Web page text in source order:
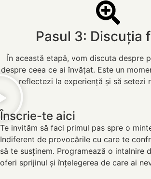
Pasul 3: Discuția
În această etapă, vom discuta despre
despre ceea ce ai învățat. Este un
reflectezi la experiență și să setezi
Înscrie-te aici
Te invităm să faci primul pas spre o
Indiferent de provocările cu care te
să te susținem. Programează o intalnire
oferi sprijinul și înțelegerea de care ai